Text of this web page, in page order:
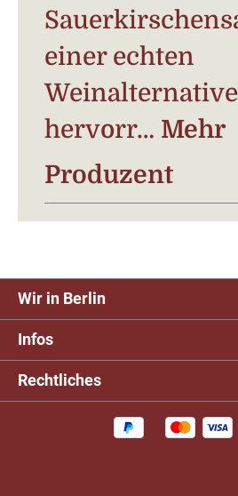
einer echten
hervorr… Mehr
Produzent
Wir in Berlin
Infos
Rechtliches